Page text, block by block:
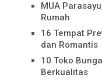
MUA
Rumah
16 Tempat
dan Romantis
10 Toko
Berkualitas